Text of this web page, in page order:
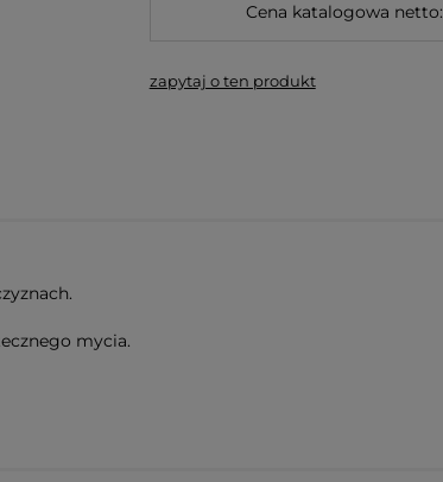
Cena katalogowa netto:
zapytaj o ten produkt
mycia.